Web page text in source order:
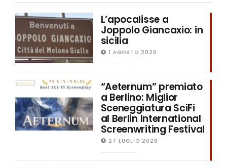
L’apocalisse a
Joppolo Giancaxio: in
sicilia
1 AGOSTO 2026
“Aeternum” premiato
a Berlino: Miglior
Sceneggiatura SciFi
al Berlin International
Screenwriting Festival
27 LUGLIO 2026